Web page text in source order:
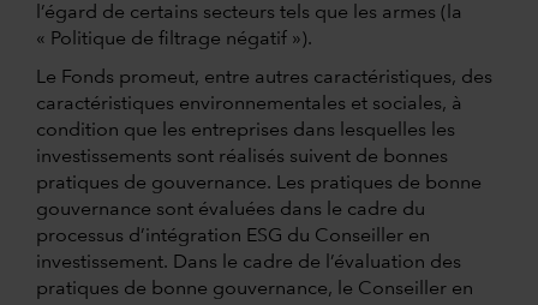
l’égard de certains secteurs tels que les armes (la
« Politique de filtrage négatif »).
Le Fonds promeut, entre autres caractéristiques, des
caractéristiques environnementales et sociales, à
condition que les entreprises dans lesquelles les
investissements sont réalisés suivent de bonnes
pratiques de gouvernance. Les pratiques de bonne
gouvernance sont évaluées dans le cadre du
processus d’intégration ESG du Conseiller en
investissement. Dans le cadre de l’évaluation des
pratiques de bonne gouvernance, le Conseiller en